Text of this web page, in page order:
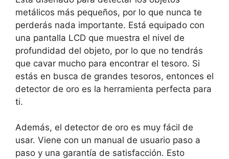
metálicos más pequeños, por lo que nunca te
perderás nada importante. Está equipado con
una pantalla LCD que muestra el nivel de
profundidad del objeto, por lo que no tendrás
que cavar mucho para encontrar el tesoro. Si
estás en busca de grandes tesoros, entonces el
detector de oro es la herramienta perfecta para
ti.
Además, el detector de oro es muy fácil de
usar. Viene con un manual de usuario paso a
paso y una garantía de satisfacción. Esto